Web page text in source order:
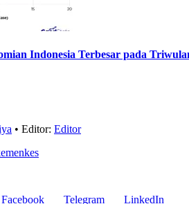
Indonesia Terbesar pada
• Editor: Editor
Facebook Telegram LinkedIn